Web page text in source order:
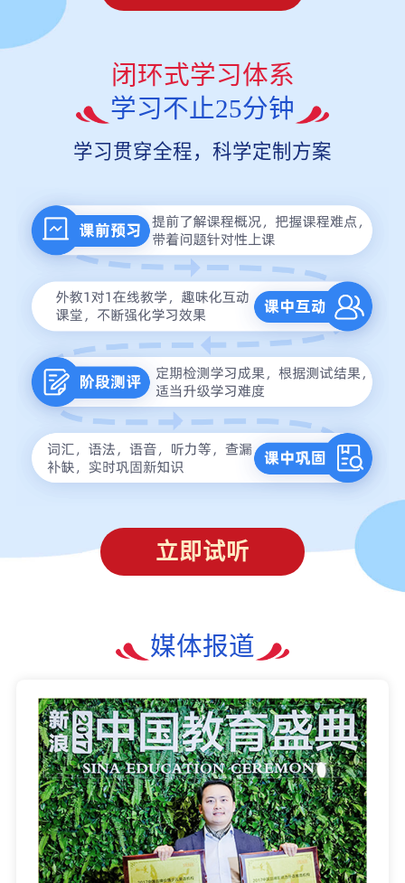
闭环式学习体系
学习不止25分钟
学习贯穿全程，科学定制方案
立即试听
媒体报道